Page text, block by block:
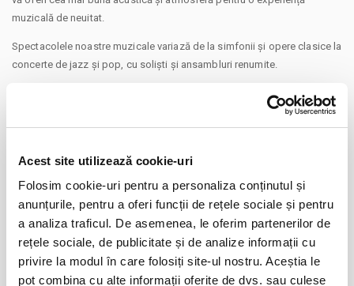
Acest site utilizează cookie-uri
Folosim cookie-uri pentru a personaliza conținutul și
anunțurile, pentru a oferi funcții de rețele sociale și pentru
a analiza traficul. De asemenea, le oferim partenerilor de
rețele sociale, de publicitate și de analize informații cu
privire la modul în care folosiți site-ul nostru. Aceștia le
pot combina cu alte informații oferite de dvs. sau culese
muzicală de neuitat.
Spectacolele noastre muzicale variază de la simfonii și opere clasice la
concerte de jazz și pop, cu soliști și ansambluri renumite.
În plus față de seria noastră regulată de concerte, organizăm și
evenimente speciale, precum concerte de omagiare pentru
compozitorii famosi și sărbători sezoniere, precum și concerte
Pitești, unde sunetele muzicii live vă vor lăsa cu dorința de a vă
reintoarce sa mai aveți parte de incă un concert.
Va aducem la cunostinta ca pe langa preturile biletelor sau
abonamentelor afisate, pot exista si costuri aditionale ce trebuie
suportate de dvs., respectiv: taxe de intermediere, procesare, emitere
CONTINUARE
Distribuie aceasta pagina